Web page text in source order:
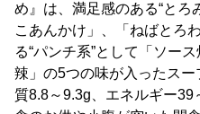
め』は、満足感のある“とろ
こあんかけ」、「ねばとろ
る“パンチ系”として「ソー
辣」の5つの味が入ったス
質8.8～9.3g、エネルギー